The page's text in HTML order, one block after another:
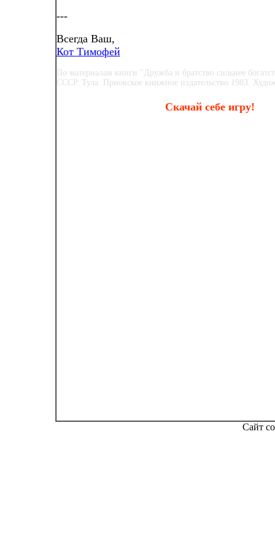
---
Всегда Ваш,
Кот Тимофей
По материалам книги "Дружба и братство сильнее
СССР. Тула. Приокское книжное издательство 1983.
Скачай себе игру!
Сайт